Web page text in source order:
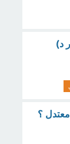
د)
معتدل ؟